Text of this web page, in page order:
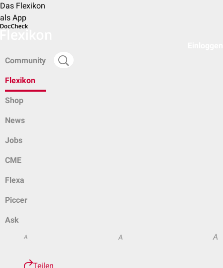
Das Flexikon
als App
Community
Flexikon
Shop
News
Jobs
CME
Flexa
Piccer
Ask
A A A
Teilen